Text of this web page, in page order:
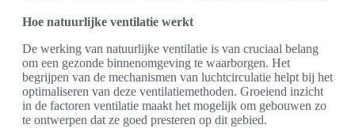
Hoe natuurlijke ventilatie werkt
De werking van natuurlijke ventilatie is van cruciaal belang
om een gezonde binnenomgeving te waarborgen. Het
begrijpen van de mechanismen van luchtcirculatie helpt bij het
optimaliseren van deze ventilatiemethoden. Groeiend inzicht
in de factoren ventilatie maakt het mogelijk om gebouwen zo
te ontwerpen dat ze goed presteren op dit gebied.